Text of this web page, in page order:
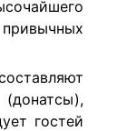
гостей